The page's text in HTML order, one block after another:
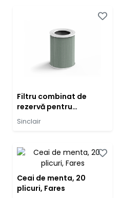
Filtru combinat de
rezervă pentru
purificatorul Sinclair
Sinclair
Ceai de menta, 20
plicuri, Fares